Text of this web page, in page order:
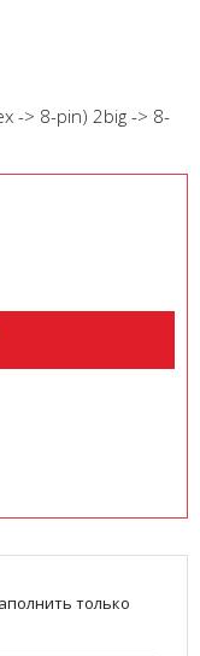
-> 8-pin) 2big -> 8-
только